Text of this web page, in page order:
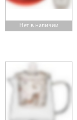
Нет в наличии